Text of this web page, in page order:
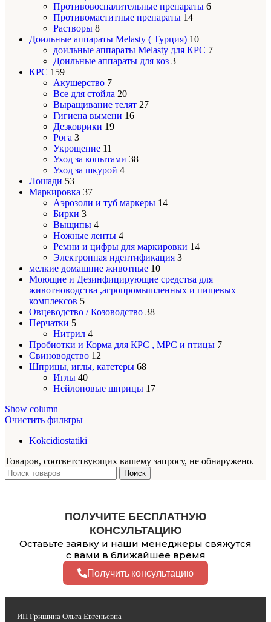
Противовоспалительные препараты 6
Противомаститные препараты 14
Растворы 8
Доильные аппараты Melasty ( Турция) 10
доильные аппараты Melasty для КРС 7
Доильные аппараты для коз 3
КРС 159
Акушерство 7
Все для стойла 20
Выращивание телят 27
Гигиена вымени 16
Дезковрики 19
Рога 3
Укрощение 11
Уход за копытами 38
Уход за шкурой 4
Лошади 53
Маркировка 37
Аэрозоли и туб маркеры 14
Бирки 3
Выщипы 4
Ножные ленты 4
Ремни и цифры для маркировки 14
Электронная идентификация 3
мелкие домашние животные 10
Моющие и Дезинфицирующие средства для
животноводства ,агропромышленных и пищевых
комплексов 5
Овцеводство / Козоводство 38
Перчатки 5
Нитрил 4
Пробиотки и Корма для КРС , МРС и птицы 7
Свиноводство 12
Шприцы, иглы, катетеры 68
Иглы 40
Нейлоновые шприцы 17
Show column
Очистить фильтры
Kokcidiostatiki
Товаров, соответствующих вашему запросу, не обнаружено.
Поиск
ПОЛУЧИТЕ БЕСПЛАТНУЮ
КОНСУЛЬТАЦИЮ
Оставьте заявку и наши менеджеры свяжутся
с вами в ближайшее время
Получить консультацию
ИП Гришина Ольга Евгеньевна